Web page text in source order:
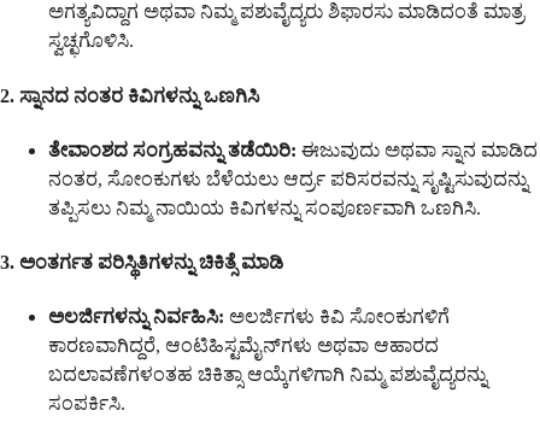
ಅಗತ್ಯವಿದ್ದಾಗ ಅಥವಾ ನಿಮ್ಮ ಪಶುವೈದ್ಯರು ಶಿಫಾರಸು ಮಾಡಿದಂತೆ ಮಾತ್ರ
ಸ್ವಚ್ಛಗೊಳಿಸಿ.
2. ಸ್ನಾನದ ನಂತರ ಕಿವಿಗಳನ್ನು ಒಣಗಿಸಿ
ತೇವಾಂಶದ ಸಂಗ್ರಹವನ್ನು ತಡೆಯಿರಿ: ಈಜುವುದು ಅಥವಾ ಸ್ನಾನ ಮಾಡಿದ
ನಂತರ, ಸೋಂಕುಗಳು ಬೆಳೆಯಲು ಆರ್ದ್ರ ಪರಿಸರವನ್ನು ಸೃಷ್ಟಿಸುವುದನ್ನು
ತಪ್ಪಿಸಲು ನಿಮ್ಮ ನಾಯಿಯ ಕಿವಿಗಳನ್ನು ಸಂಪೂರ್ಣವಾಗಿ ಒಣಗಿಸಿ.
3. ಅಂತರ್ಗತ ಪರಿಸ್ಥಿತಿಗಳನ್ನು ಚಿಕಿತ್ಸೆ ಮಾಡಿ
ಅಲರ್ಜಿಗಳನ್ನು ನಿರ್ವಹಿಸಿ: ಅಲರ್ಜಿಗಳು ಕಿವಿ ಸೋಂಕುಗಳಿಗೆ
ಕಾರಣವಾಗಿದ್ದರೆ, ಆಂಟಿಹಿಸ್ಟಮೈನ್‌ಗಳು ಅಥವಾ ಆಹಾರದ
ಬದಲಾವಣೆಗಳಂತಹ ಚಿಕಿತ್ಸಾ ಆಯ್ಕೆಗಳಿಗಾಗಿ ನಿಮ್ಮ ಪಶುವೈದ್ಯರನ್ನು
ಸಂಪರ್ಕಿಸಿ.